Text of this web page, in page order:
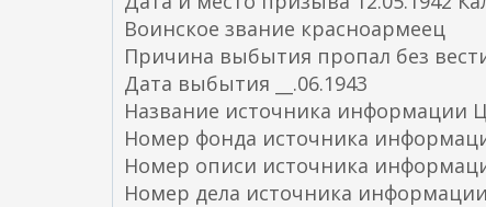
Воинское звание красноармеец
Причина выбытия пропал без
Дата выбытия __.06.1943
Название источника информации
Номер фонда источника
Номер описи источника
Номер дела источника